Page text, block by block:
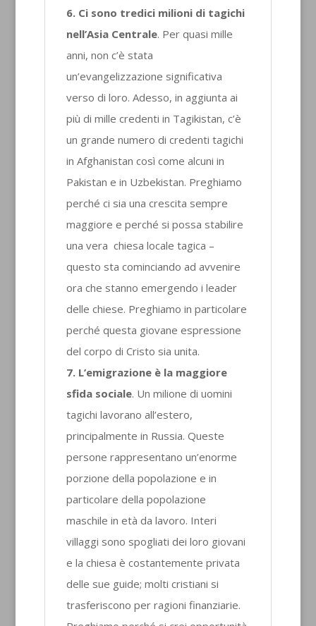
6. Ci sono tredici milioni di tagichi
nell’Asia Centrale. Per quasi mille
anni, non c’è stata
un’evangelizzazione significativa
verso di loro. Adesso, in aggiunta ai
più di mille credenti in Tagikistan, c’è
un grande numero di credenti tagichi
in Afghanistan così come alcuni in
Pakistan e in Uzbekistan. Preghiamo
perché ci sia una crescita sempre
maggiore e perché si possa stabilire
una vera chiesa locale tagica –
questo sta cominciando ad avvenire
ora che stanno emergendo i leader
delle chiese. Preghiamo in particolare
perché questa giovane espressione
del corpo di Cristo sia unita.
7. L’emigrazione è la maggiore
sfida sociale. Un milione di uomini
tagichi lavorano all’estero,
principalmente in Russia. Queste
persone rappresentano un’enorme
porzione della popolazione e in
particolare della popolazione
maschile in età da lavoro. Interi
villaggi sono spogliati dei loro giovani
e la chiesa è costantemente privata
delle sue guide; molti cristiani si
trasferiscono per ragioni finanziarie.